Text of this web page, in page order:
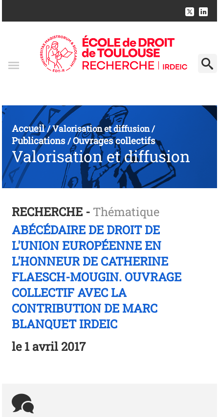
Accueil/Valorisation et diffusion/
Publications/Ouvrages collectifs
Valorisation et diffusion
RECHERCHE - Thématique
ABÉCÉDAIRE DE DROIT DE
L'UNION EUROPÉENNE EN
L'HONNEUR DE CATHERINE
FLAESCH-MOUGIN. OUVRAGE
COLLECTIF AVEC LA
CONTRIBUTION DE MARC
BLANQUET IRDEIC
le1 avril 2017